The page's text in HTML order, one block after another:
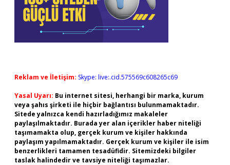
Reklam ve İletişim: Skype: live:.cid.575569c608265c69
Yasal Uyarı: Bu internet sitesi, herhangi bir marka, kurum
veya şahıs şirketi ile hiçbir bağlantısı bulunmamaktadır.
Sitede yalnızca kendi hazırladığımız makaleler
paylaşılmaktadır. Burada yer alan içerikler haber niteliği
taşımamakta olup, gerçek kurum ve kişiler hakkında
paylaşım yapılmamaktadır. Gerçek kurum ve kişiler ile isim
benzerlikleri tamamen tesadüfidir. Sitemizdeki bilgiler
taslak halindedir ve tavsiye niteliği taşımazlar.